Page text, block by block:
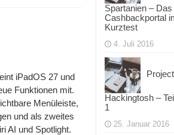
iPadOS 27 und
Funktionen mit.
Menüleiste,
und als zweites
AI und Spotlight.
Spartanien – Das
Cashbackportal
Kurztest
4. Juli 2016
Project
Hackingtosh –
1
25. Januar 2016